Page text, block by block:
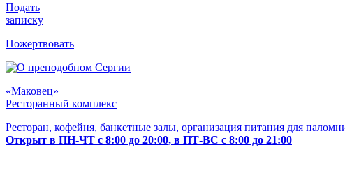
Подать
записку
Пожертвовать
«Маковец»
Ресторанный комплекс
Ресторан, кофейня, банкетные залы, организация питания для
Открыт в ПН-ЧТ с 8:00 до 20:00, в ПТ-ВС с 8:00 до 21:00